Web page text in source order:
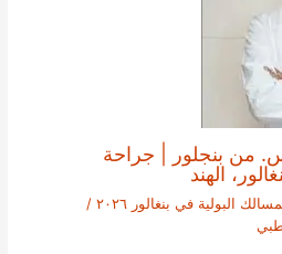
س. من بنجلور | جراحة
الهند
البولية في بنغالور ٢٠٢٦
/